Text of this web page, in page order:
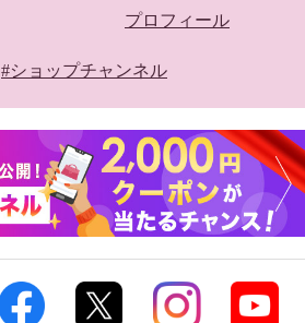
プロフィール
#ショップチャンネル